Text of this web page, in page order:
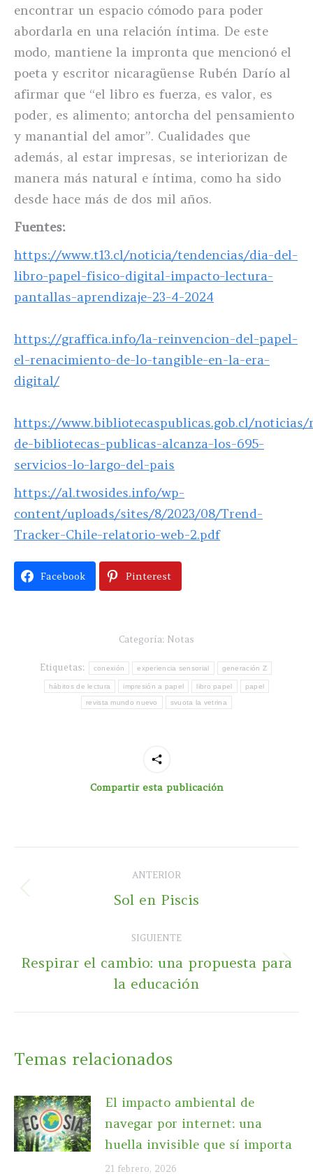
encontrar un espacio cómodo para poder
abordarla en una relación íntima. De este
modo, mantiene la impronta que mencionó el
poeta y escritor nicaragüense Rubén Darío al
afirmar que “el libro es fuerza, es valor, es
poder, es alimento; antorcha del pensamiento
y manantial del amor”. Cualidades que
además, al estar impresas, se interiorizan de
manera más natural e íntima, como ha sido
desde hace más de dos mil años.
Fuentes:
https://www.t13.cl/noticia/tendencias/dia-del-
libro-papel-fisico-digital-impacto-lectura-
pantallas-aprendizaje-23-4-2024
https://graffica.info/la-reinvencion-del-papel-
el-renacimiento-de-lo-tangible-en-la-era-
digital/
https://www.bibliotecaspublicas.gob.cl/noticias/
de-bibliotecas-publicas-alcanza-los-695-
servicios-lo-largo-del-pais
https://al.twosides.info/wp-
content/uploads/sites/8/2023/08/Trend-
Tracker-Chile-relatorio-web-2.pdf
Facebook Pinterest
Categoría: Notas
Etiquetas: conexión experiencia sensorial generación Z
hábitos de lectura impresión a papel libro papel papel
revista mundo nuevo svuota la vetrina
Compartir esta publicación
entre
ANTERIOR
Publicación
Sol en Piscis
SIGUIENTE
Publicación
siguiente:
Respirar el cambio: una propuesta para
la educación
Temas relacionados
El impacto ambiental de
navegar por internet: una
huella invisible que sí importa
21 febrero, 2026